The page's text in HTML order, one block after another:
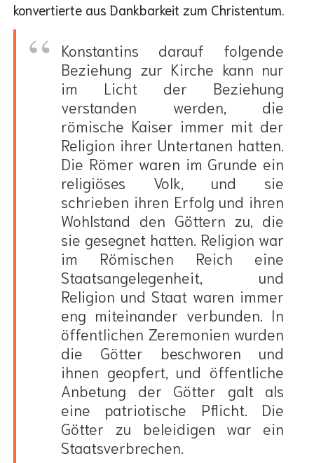
konvertierte aus Dankbarkeit zum Christentum.
Konstantins darauf folgende
Beziehung zur Kirche kann nur
im Licht der Beziehung
verstanden werden, die
römische Kaiser immer mit der
Religion ihrer Untertanen hatten.
Die Römer waren im Grunde ein
religiöses Volk, und sie
schrieben ihren Erfolg und ihren
Wohlstand den Göttern zu, die
sie gesegnet hatten. Religion war
im Römischen Reich eine
Staatsangelegenheit, und
Religion und Staat waren immer
eng miteinander verbunden. In
öffentlichen Zeremonien wurden
die Götter beschworen und
ihnen geopfert, und öffentliche
Anbetung der Götter galt als
eine patriotische Pflicht. Die
Götter zu beleidigen war ein
Staatsverbrechen.